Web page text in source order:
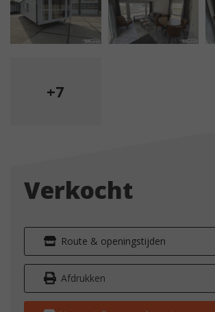
+7
Verkocht
Route & openingstijden
Afdrukken